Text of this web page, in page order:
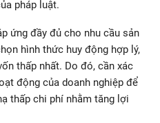
pháp luật.
ứng đầy đủ cho nhu cầu sản
hình thức huy động hợp lý,
thấp nhất. Do đó, cần xác
động của doanh nghiệp để
thấp chi phí nhằm tăng lợi